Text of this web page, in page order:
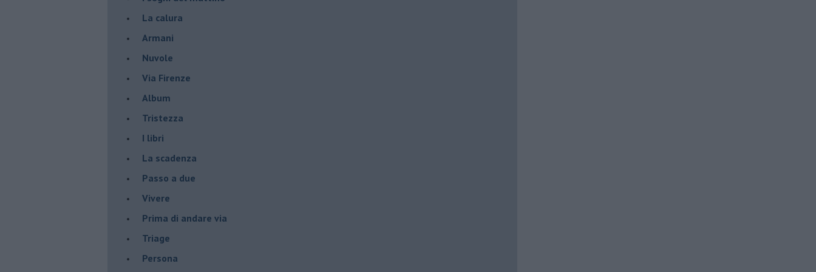
La calura
Armani
Nuvole
Via Firenze
Album
Tristezza
I libri
La scadenza
Passo a due
Vivere
Prima di andare via
Triage
Persona